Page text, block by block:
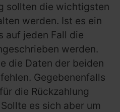
sollten die wichtigsten
werden. Ist es ein
auf jeden Fall die
werden.
die Daten der beiden
Gegebenenfalls
die Rückzahlung
es sich aber um